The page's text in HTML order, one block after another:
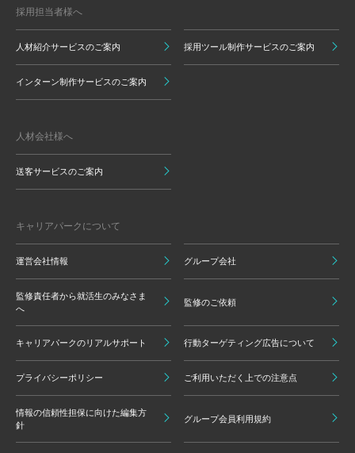
採用担当者様へ
人材紹介サービスのご案内 採用ツール制作サービスのご案内
インターン制作サービスのご案内
人材会社様へ
送客サービスのご案内
キャリアパークについて
運営会社情報 グループ会社
監修責任者から就活生のみなさま
へ
監修のご依頼
キャリアパークのリアルサポート 行動ターゲティング広告について
プライバシーポリシー ご利用いただく上での注意点
情報の信頼性担保に向けた編集方
針
グループ会員利用規約